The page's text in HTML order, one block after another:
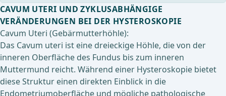
CAVUM UTERI UND ZYKLUSABHÄNGIGE
VERÄNDERUNGEN BEI DER HYSTEROSKOPIE
Cavum Uteri (Gebärmutterhöhle):
Das Cavum uteri ist eine dreieckige Höhle, die von der
inneren Oberfläche des Fundus bis zum inneren
Muttermund reicht. Während einer Hysteroskopie bietet
diese Struktur einen direkten Einblick in die
Endometriumoberfläche und mögliche pathologische